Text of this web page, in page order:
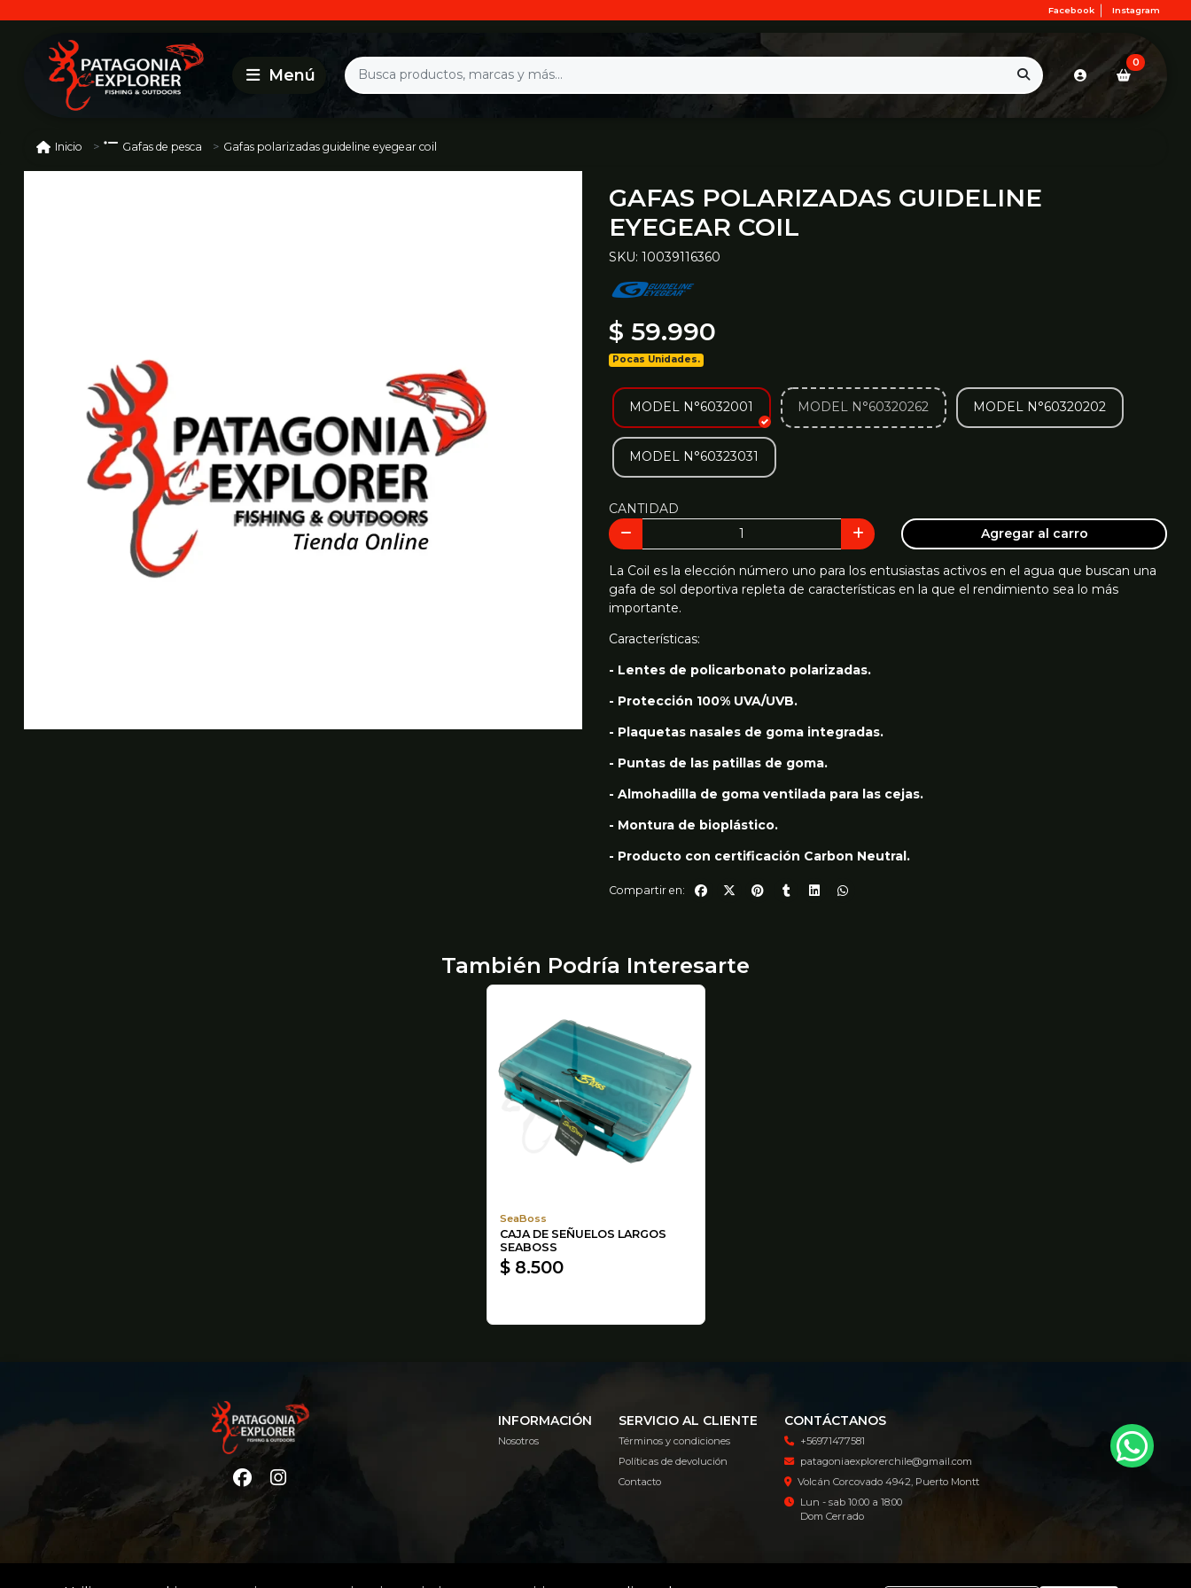
Facebook Instagram
0
Inicio Gafas de pesca Gafas polarizadas guideline eyegear coil
GAFAS POLARIZADAS GUIDELINE
EYEGEAR COIL
SKU: 10039116360
$ 59.990
Pocas Unidades.
MODEL N°6032001 MODEL N°60320262 MODEL N°60320202
MODEL N°60323031
CANTIDAD
Agregar al carro
La Coil es la elección número uno para los entusiastas activos en el agua que buscan una
gafa de sol deportiva repleta de características en la que el rendimiento sea lo más
importante.
Características:
- Lentes de policarbonato polarizadas.
- Protección 100% UVA/UVB.
- Plaquetas nasales de goma integradas.
- Puntas de las patillas de goma.
- Almohadilla de goma ventilada para las cejas.
- Montura de bioplástico.
- Producto con certificación Carbon Neutral.
Compartir en:
También Podría Interesarte
SeaBoss
CAJA DE SEÑUELOS LARGOS
SEABOSS
$ 8.500
INFORMACIÓN
Nosotros
SERVICIO AL CLIENTE
Términos y condiciones
Políticas de devolución
Contacto
CONTÁCTANOS
+56971477581
patagoniaexplorerchile@gmail.com
Volcán Corcovado 4942, Puerto Montt
Lun - sab 10:00 a 18:00
Dom Cerrado